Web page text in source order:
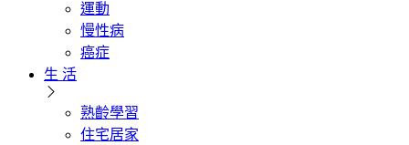
運動
慢性病
癌症
生 活
熟齡學習
住宅居家